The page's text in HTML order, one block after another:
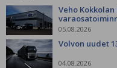
Veho
05.08.2026
Volvon uudet
04.08.2026